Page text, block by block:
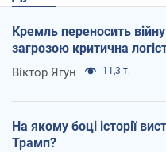
Кремль переносить
загрозою критична
Віктор Ягун 11,3 т.
На якому боці історії
Трамп?